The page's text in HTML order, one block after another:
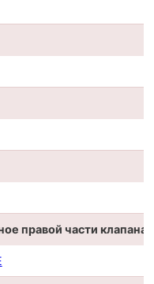
правой части клапана